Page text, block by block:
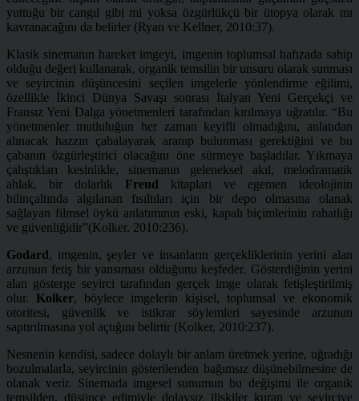
yuttuğu bir cangıl gibi mi yoksa özgürlükçü bir ütopya olarak mı
kavranacağını da belirler (Ryan ve Kellner, 2010:37).
Klasik sinemanın hareket imgeyi, imgenin toplumsal hafızada sahip
olduğu değeri kullanarak, organik temsilin bir unsuru olarak sunması
ve seyircinin düşüncesini seçilen imgelerle yönlendirme eğilimi,
özellikle İkinci Dünya Savaşı sonrası İtalyan Yeni Gerçekçi ve
Fransız Yeni Dalga yönetmenleri tarafından kırılmaya uğratılır. “Bu
yönetmenler mutluluğun her zaman keyifli olmadığını, anlatıdan
alınacak hazzın çabalayarak aranıp bulunması gerektiğini ve bu
çabanın özgürleştirici olacağını öne sürmeye başladılar. Yıkmaya
çalıştıkları kesinlikle, sinemanın geleneksel akıl, melodramatik
ahlak, bir dolarlık Freud kitapları ve egemen ideolojinin
bilinçaltında algılanan fısıltıları için bir depo olmasına olanak
sağlayan filmsel öykü anlatımının eski, kapalı biçimlerinin rahatlığı
ve güvenliğidir”(Kolker, 2010:236).
Godard, imgenin, şeyler ve insanların gerçekliklerinin yerini alan
arzunun fetiş bir yansıması olduğunu keşfeder. Gösterdiğinin yerini
alan gösterge seyirci tarafından gerçek imge olarak fetişleştirilmiş
olur. Kolker, böylece imgelerin kişisel, toplumsal ve ekonomik
otoritesi, güvenlik ve istikrar söylemleri sayesinde arzunun
saptırılmasına yol açtığını belirtir (Kolker, 2010:237).
Nesnenin kendisi, sadece dolaylı bir anlam üretmek yerine, uğradığı
bozulmalarla, seyircinin gösterilenden bağımsız düşünebilmesine de
olanak verir. Sinemada imgesel sunumun bu değişimi ile organik
temsilden, düşünce edimiyle dolaysız ilişkiler kuran ve seyirciye